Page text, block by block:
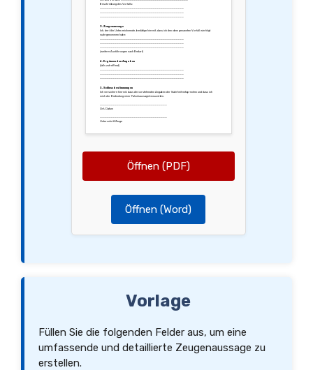
Beschreibung des Vorfalls:
________________________________________
________________________________________
________________________________________
3. Zeugenaussage
Ich, der/die Unterzeichnende, bestätige hiermit, dass ich den oben genannten Vorfall wie folgt
wahrgenommen habe:
________________________________________
________________________________________
________________________________________
(weitere Ausführungen nach Bedarf)
4. Ergänzenden Angaben
(falls zutreffend)
________________________________________
________________________________________
________________________________________
5. Schlussbestimmungen
Ich versichere hiermit, dass die vorstehenden Angaben der Wahrheit entsprechen und dass ich
mich der Bedeutung einer Falschaussage bewusst bin.
________________________________
Ort, Datum
________________________________
Unterschrift Zeuge
Öffnen (PDF)
Öffnen (Word)
Vorlage
Füllen Sie die folgenden Felder aus, um eine
umfassende und detaillierte Zeugenaussage zu
erstellen.